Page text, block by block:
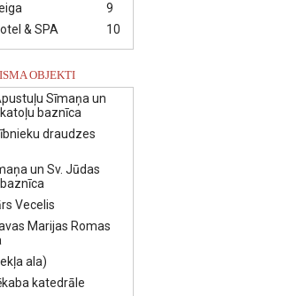
9
10
& SPA
OBJEKTI
Sīmaņa un
baznīca
draudzes
un Sv. Jūdas
Vecelis
Marijas Romas
ala)
katedrāle